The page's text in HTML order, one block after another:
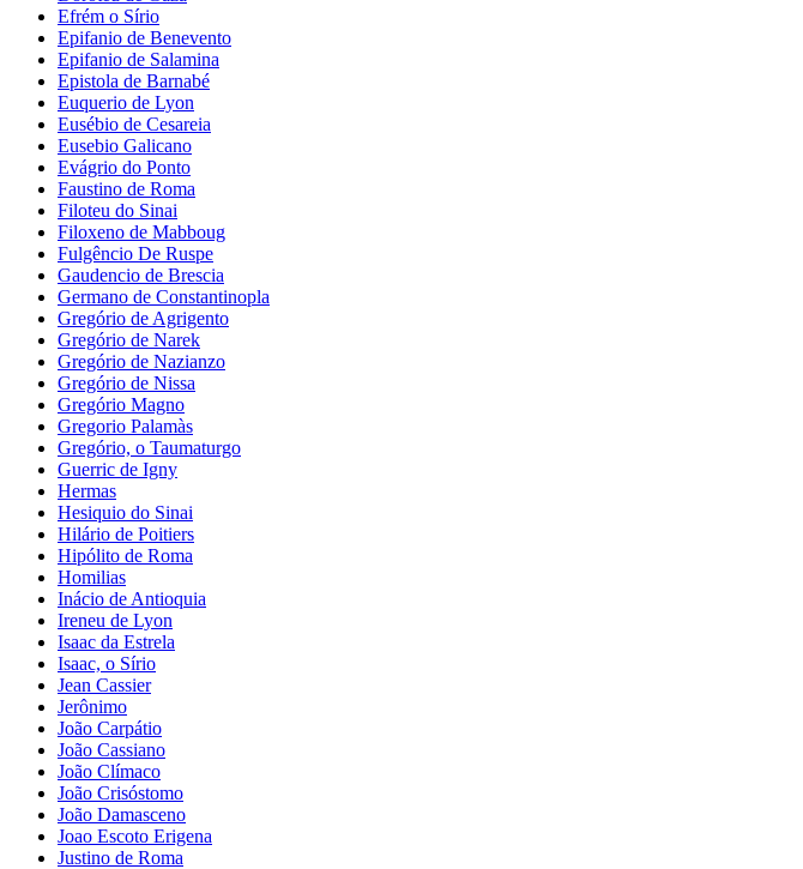
Efrém o Sírio
Epifanio de Benevento
Epifanio de Salamina
Epistola de Barnabé
Euquerio de Lyon
Eusébio de Cesareia
Eusebio Galicano
Evágrio do Ponto
Faustino de Roma
Filoteu do Sinai
Filoxeno de Mabboug
Fulgêncio De Ruspe
Gaudencio de Brescia
Germano de Constantinopla
Gregório de Agrigento
Gregório de Narek
Gregório de Nazianzo
Gregório de Nissa
Gregório Magno
Gregorio Palamàs
Gregório, o Taumaturgo
Guerric de Igny
Hermas
Hesiquio do Sinai
Hilário de Poitiers
Hipólito de Roma
Homilias
Inácio de Antioquia
Ireneu de Lyon
Isaac da Estrela
Isaac, o Sírio
Jean Cassier
Jerônimo
João Carpátio
João Cassiano
João Clímaco
João Crisóstomo
João Damasceno
Joao Escoto Erigena
Justino de Roma